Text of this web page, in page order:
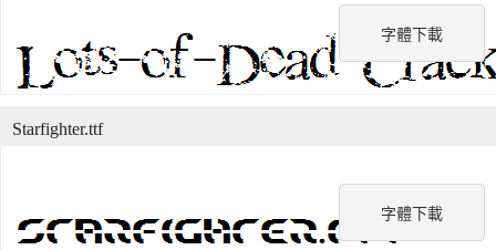
字體下載
字體下載
Starfighter.ttf